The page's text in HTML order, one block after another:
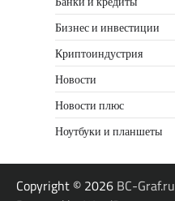
Бизнес и инвестиции
Криптоиндустрия
Новости
Новости плюс
Ноутбуки и планшеты
Copyright © 2026 BC-Graf.ru